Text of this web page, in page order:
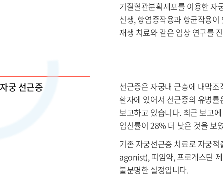
기질혈관분획세포를 이용한 자
신생, 항염증작용과 항균작용
재생 치료와 같은 임상 연구를
자궁 선근증
선근증은 자궁내 근층에 내막
환자에 있어서 선근증의 유병
보고하고 있습니다. 최근 보고
임신률이 28% 더 낮은 것을 보
기존 자궁선근증 치료로 자궁
agonist), 피임약, 프로게스틴
불분명한 실정입니다.